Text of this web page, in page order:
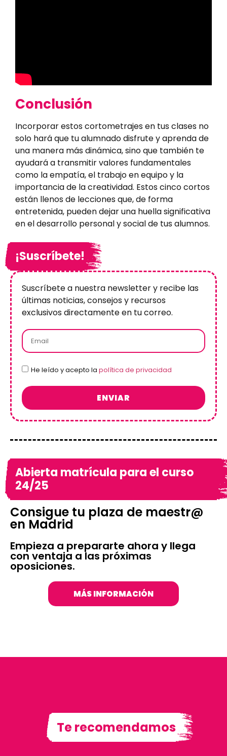
Conclusión
Incorporar estos cortometrajes en tus clases no
solo hará que tu alumnado disfrute y aprenda de
una manera más dinámica, sino que también te
ayudará a transmitir valores fundamentales
como la empatía, el trabajo en equipo y la
importancia de la creatividad. Estos cinco cortos
están llenos de lecciones que, de forma
entretenida, pueden dejar una huella significativa
en el desarrollo personal y social de tus alumnos.
¡Suscríbete!
Suscríbete a nuestra newsletter y recibe las
últimas noticias, consejos y recursos
exclusivos directamente en tu correo.
He leído y acepto la política de privacidad
ENVIAR
Abierta matrícula para el curso
24/25
Consigue tu plaza de maestr@
en Madrid
Empieza a prepararte ahora y llega
con ventaja a las próximas
oposiciones.
MÁS INFORMACIÓN
Te recomendamos